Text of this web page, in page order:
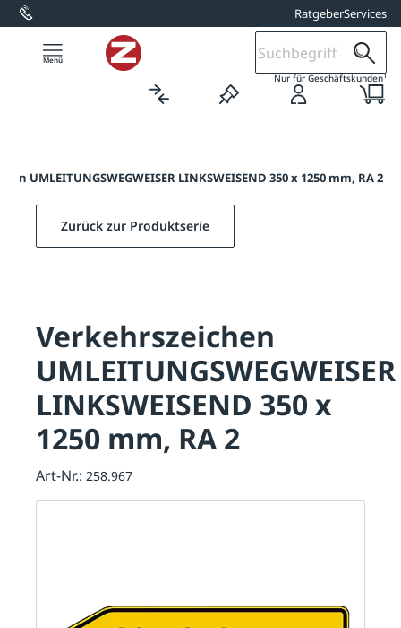
springen RatgeberServices
Nur für Geschäftskunden1
UMLEITUNGSWEGWEISER LINKSWEISEND 350 x 1250 mm, RA 2
Zurück zur Produktserie
Verkehrszeichen
UMLEITUNGSWEGWEISER
LINKSWEISEND 350 x
1250 mm, RA 2
Art-Nr.: 258.967